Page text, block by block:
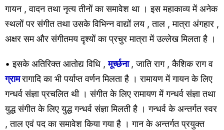
गायन , वादन तथा नृत्य तीनों का समावेश था । इस महाकाव्य में अनेक
स्थलों पर संगीत तथा उसके विभिन्न वाद्यों लय , ताल , मात्रा अंगहार ,
अक्षर सम और संगीतमय दृश्यों का प्रचुर मात्रा में उल्लेख मिलता है ।
• इसके अतिरिक्त आतोद्य विधि ,मूर्च्छना , जाति राग , कैशिक राग व
ग्रामरागादि का भी पर्याप्त वर्णन मिलता है । रामायण में गायन के लिए
गन्धर्व संज्ञा प्रचलित थी । संगीत के लिए रामायण में गन्धर्व संज्ञा तथा
युद्ध संगीत के लिए युद्ध गन्धर्व संज्ञा मिलती है । गन्धर्व के अन्तर्गत स्वर
, ताल एवं पद का समावेश किया गया है । गान के अन्तर्गत प्रयुक्त